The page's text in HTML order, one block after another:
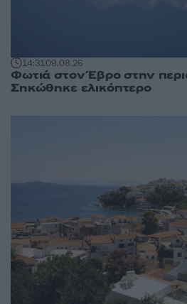
14:3109.08.26
Φωτιά στον Έβρο στην
Σηκώθηκε ελικόπτερο